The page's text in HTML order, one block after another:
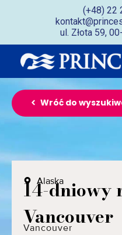
(+48) 22
ul. Złota 59,
Wróć do
Alaska
14-dniowy
Vancouver
Vancouver